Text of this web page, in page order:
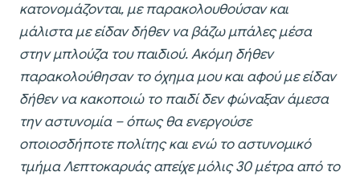
κατονομάζονται, με παρακολουθούσαν και
μάλιστα με είδαν δήθεν να βάζω μπάλες μέσα
στην μπλούζα του παιδιού. Ακόμη δήθεν
παρακολούθησαν το όχημα μου και αφού με είδαν
δήθεν να κακοποιώ το παιδί δεν φώναξαν άμεσα
την αστυνομία – όπως θα ενεργούσε
οποιοσδήποτε πολίτης και ενώ το αστυνομικό
τμήμα Λεπτοκαρυάς απείχε μόλις 30 μέτρα από το